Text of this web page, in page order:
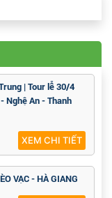
| Tour lễ 30/4
Nghệ An - Thanh
XEM CHI TIẾT
VẠC - HÀ GIANG